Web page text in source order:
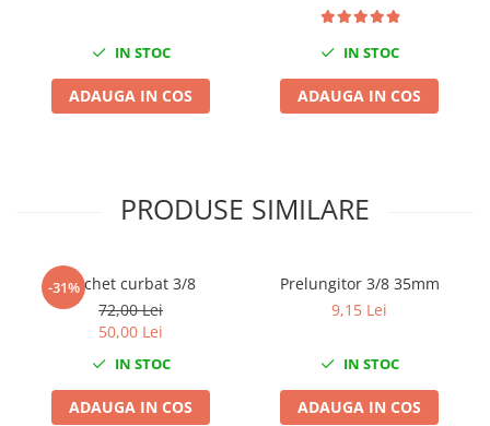
Scule pentru tinichigerie
Scule Pneumatice
Accesorii Pneumatice
Alte scule pneumatice
Chei cu clichet
IN STOC
ADAUGA IN COS
IN STOC
ADAUGA IN COS
PRODUSE SIMILARE
-31%Clichet curbat 3/8
72,00 Lei
50,00 Lei
IN STOC
ADAUGA IN COS
Prelungitor 3/8 35mm
9,15 Lei
IN STOC
ADAUGA IN COS